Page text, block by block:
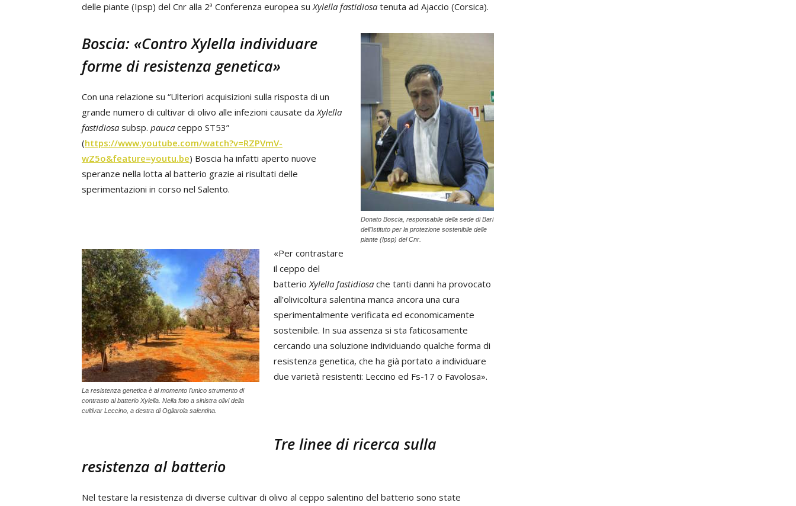
delle piante (Ipsp) del Cnr alla 2ª Conferenza europea suXylella fastidiosa tenuta ad Ajaccio (Corsica).
Donato Boscia, responsabile della sede di Bari
dell’Istituto per la protezione sostenibile delle
piante (Ipsp) del Cnr.
Boscia: «Contro Xylella individuare
forme di resistenza genetica»
Con una relazione su “Ulteriori acquisizioni sulla risposta di un
grande numero di cultivar di olivo alle infezioni causate daXylella
fastidiosa subsp. pauca ceppo ST53”
(https://www.youtube.com/watch?v=RZPVmV-
wZ5o&feature=youtu.be) Boscia ha infatti aperto nuove
speranze nella lotta al batterio grazie ai risultati delle
sperimentazioni in corso nel Salento.
La resistenza genetica è al momento l’unico strumento di
contrasto al batterio Xylella. Nella foto a sinistra olivi della
cultivar Leccino, a destra di Ogliarola salentina.
«Per contrastare
il ceppo del
batterioXylella fastidiosa che tanti danni ha provocato
all’olivicoltura salentina manca ancora una cura
sperimentalmente verificata ed economicamente
sostenibile. In sua assenza si sta faticosamente
cercando una soluzione individuando qualche forma di
resistenza genetica, che ha già portato a individuare
due varietà resistenti: Leccino ed Fs-17 o Favolosa».
Tre linee di ricerca sulla
resistenza al batterio
Nel testare la resistenza di diverse cultivar di olivo al ceppo salentino del batterio sono state